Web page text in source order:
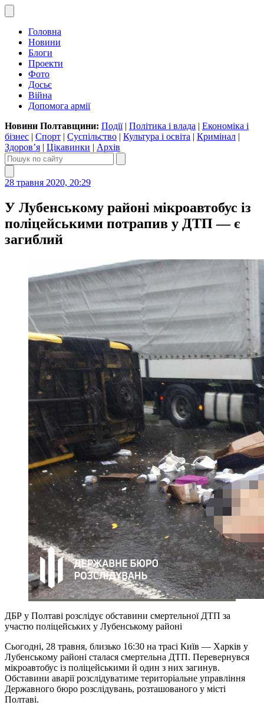
Головна
Новини
Блоги
Проекти
Фото
Досьє
Війна
Допомога армії
Новини Полтавщини: Події| Політика і влада | Економіка і
бізнес | Спорт | Суспільство | Культура і освіта | Кримінал |
Здоров’я | Цікавинки | Архів
28 травня 2020, 20:29
У Лубенському районі мікроавтобус із
поліцейськими потрапив у ДТП — є
загиблий
ДБР у Полтаві розслідує обставини смертельної ДТП за
участю поліцейських у Лубенському районі
Сьогодні, 28 травня, близько 16:30 на трасі Київ — Харків у
Лубенському районі сталася смертельна ДТП. Перевернувся
мікроавтобус із поліцейськими й один з них загинув.
Обставини аварії розслідуватиме територіальне управління
Державного бюро розслідувань, розташованого у місті
Полтаві.